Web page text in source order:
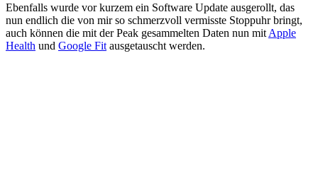
Ebenfalls wurde vor kurzem ein Software Update ausgerollt, das
nun endlich die von mir so schmerzvoll vermisste Stoppuhr bringt,
auch können die mit der Peak gesammelten Daten nun mit Apple
Health und Google Fit ausgetauscht werden.